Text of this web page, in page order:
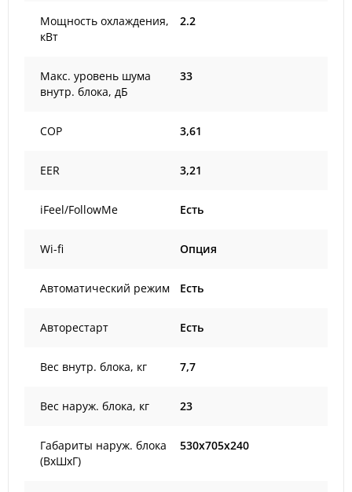
Мощность охлаждения,
кВт
2.2
Макс. уровень шума
внутр. блока, дБ
33
COP 3,61
EER 3,21
iFeel/FollowMe Есть
Wi-fi Опция
Автоматический режим Есть
Авторестарт Есть
Вес внутр. блока, кг 7,7
Вес наруж. блока, кг 23
Габариты наруж. блока
(ВxШxГ)
530x705x240